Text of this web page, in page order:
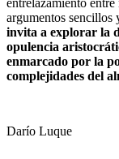
argumentos sencillos
invita a explorar la
opulencia
enmarcado por la
complejidades del
Darío Luque